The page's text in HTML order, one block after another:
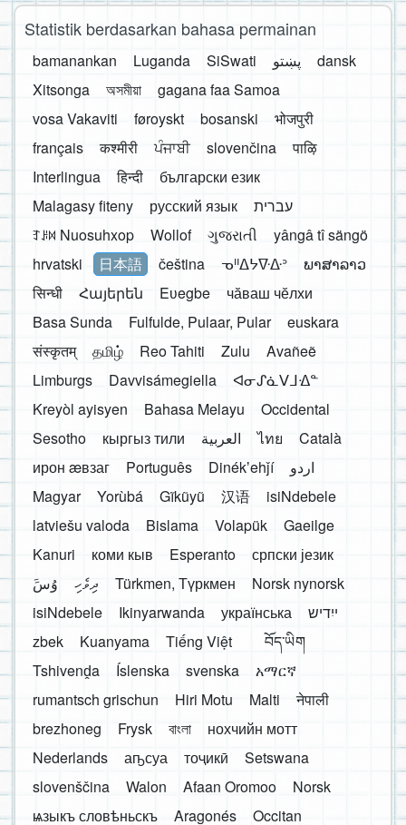
Statistik berdasarkan bahasa permainan
bamanankan Luganda SiSwati پښتو
dansk
Xitsonga
অসমীয়া
gagana faa Samoa
vosa Vakaviti
føroyskt bosanski
भोजपुरी
français
कश्मीरी ਪੰਜਾਬੀ slovenčina
पाऴि
Interlingua
हिन्दी
български език
Malagasy fiteny
русский язык
עברית
ꆈꌠ꒿ Nuosuhxop
Wollof ગુજરાતી
yângâ tî sängö
hrvatski
日本語 čeština ᓀᐦᐃᔭᐍᐏᐣ
ພາສາລາວ
सिन्धी
Հայերեն Eʋegbe
чӑваш чӗлхи
Basa Sunda
Fulfulde, Pulaar, Pular
euskara
संस्कृतम्
தமிழ் Reo Tahiti Zulu
Avañeẽ
Limburgs
Davvisámegiella
ᐊᓂᔑᓈᐯᒧᐎᓐ
Kreyòl ayisyen
Bahasa Melayu
Occidental
Sesotho
кыргыз тили العربية ไทย
Català
ирон æвзаг
Português Dinékʼehǰí
اردو
Magyar
Yorùbá Gĩkũyũ 汉语
isiNdebele
latviešu valoda
Bislama Volapük
Gaeilge
Kanuri
коми кыв Esperanto
српски језик
َوُسَ
ދިވެހި Türkmen, Түркмен
Norsk nynorsk
isiNdebele
Ikinyarwanda українська
ייִדיש
zbek
Kuanyama Tiếng Việt
བོད་ཡིག
Tshivenḓa
Íslenska svenska
አማርኛ
rumantsch grischun
Hiri Motu Malti
नेपाली
brezhoneg
Frysk বাংলা
нохчийн мотт
Nederlands
аҧсуа тоҷикӣ
Setswana
slovenščina
Walon Afaan Oromoo
Norsk
ѩзыкъ словѣньскъ
Aragonés
Occitan